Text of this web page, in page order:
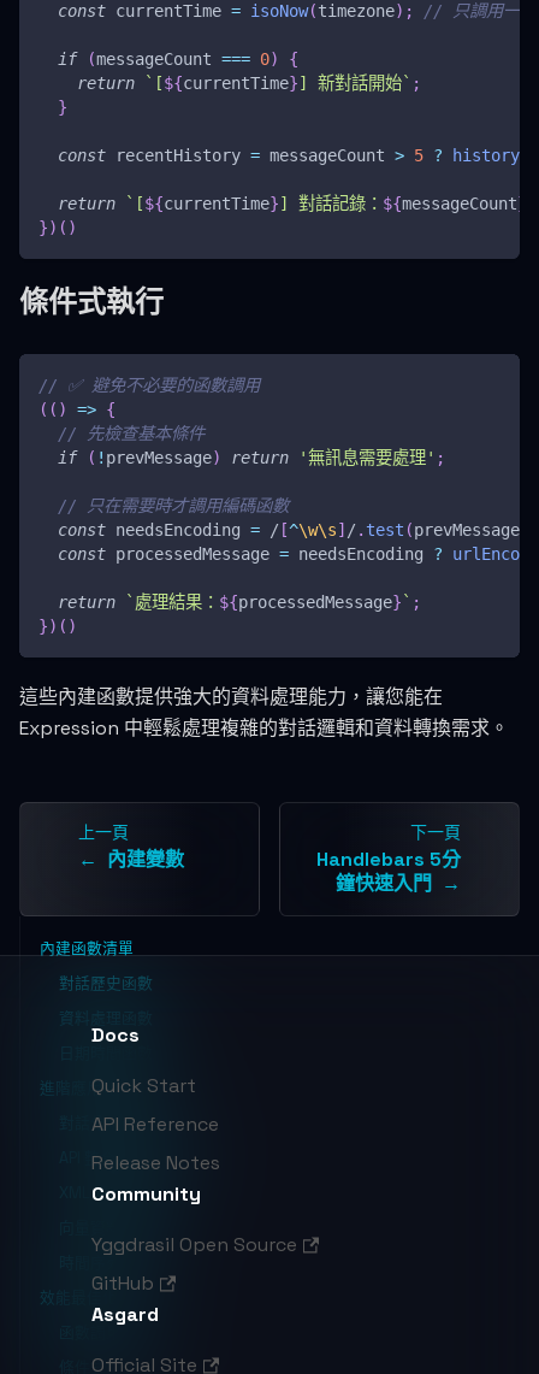
const currentTime = isoNow(timezone) ; // 只調用一次
if (messageCount === 0)
{
return
` [${currentTime}] 新對話開始` ;
}
const recentHistory = messageCount > 5 ? history
return ` [${currentTime}] 對話記錄： ${messageCount}
}) ( )
條件式執行
// ✅ 避免不必要的函數調用
( ( ) => {
// 先檢查基本條件
if
( ! prevMessage) return '無訊息需要處理' ;
// 只在需要時才調用編碼函數
const needsEncoding = / [^\w\s] /. test (prevMessage
const processedMessage = needsEncoding ? urlEncode
return ` 處理結果： ${processedMessage} ` ;
}) ( )
這些內建函數提供強大的資料處理能力，讓您能在
Expression 中輕鬆處理複雜的對話邏輯和資料轉換需求。
上一頁
內建變數
下一頁
Handlebars 5分
鐘快速入門
內建函數清單
對話歷史函數
資料處理函數
進階應用範例
對話分析與摘要
API 整合與資料處理
XML 資料解析
效能最佳化
條件式執行
Docs
Quick Start
API Reference
Release Notes
Community
Yggdrasil Open Source
GitHub
Asgard
Official Site